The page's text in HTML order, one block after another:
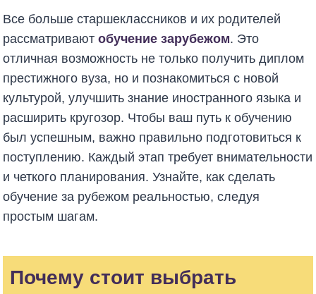
Все больше старшеклассников и их родителей
рассматривают обучение зарубежом. Это
отличная возможность не только получить диплом
престижного вуза, но и познакомиться с новой
культурой, улучшить знание иностранного языка и
расширить кругозор. Чтобы ваш путь к обучению
был успешным, важно правильно подготовиться к
поступлению. Каждый этап требует внимательности
и четкого планирования. Узнайте, как сделать
обучение за рубежом реальностью, следуя
простым шагам.
Почему стоит выбрать